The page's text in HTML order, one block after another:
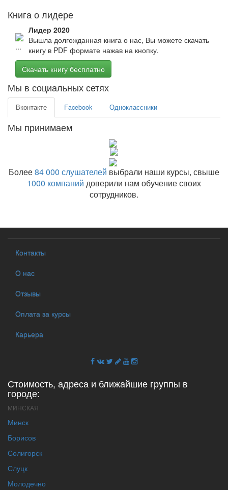
Книга о лидере
Лидер 2020
Вышла долгожданная книга о нас, Вы можете скачать
книгу в PDF формате нажав на кнопку.
Скачать книгу бесплатно
Мы в социальных сетях
Вконтакте Facebook Одноклассники
Мы принимаем
Более84 000 слушателей выбрали наши курсы, свыше
1000 компаний доверили нам обучение своих
сотрудников.
Контакты
О нас
Отзывы
Оплата за курсы
Карьера
Стоимость, адреса и ближайшие группы в
городе:
МИНСКАЯ
Минск
Борисов
Солигорск
Слуцк
Молодечно